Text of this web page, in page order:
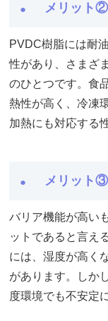
メリット
PVDC樹脂には耐
性があり、さまざ
のひとつです。食
熱性が高く、冷凍
加熱にも対応する
メリット
バリア機能が高い
ットであると言え
には、湿度が高く
があります。しか
度環境でも不安定